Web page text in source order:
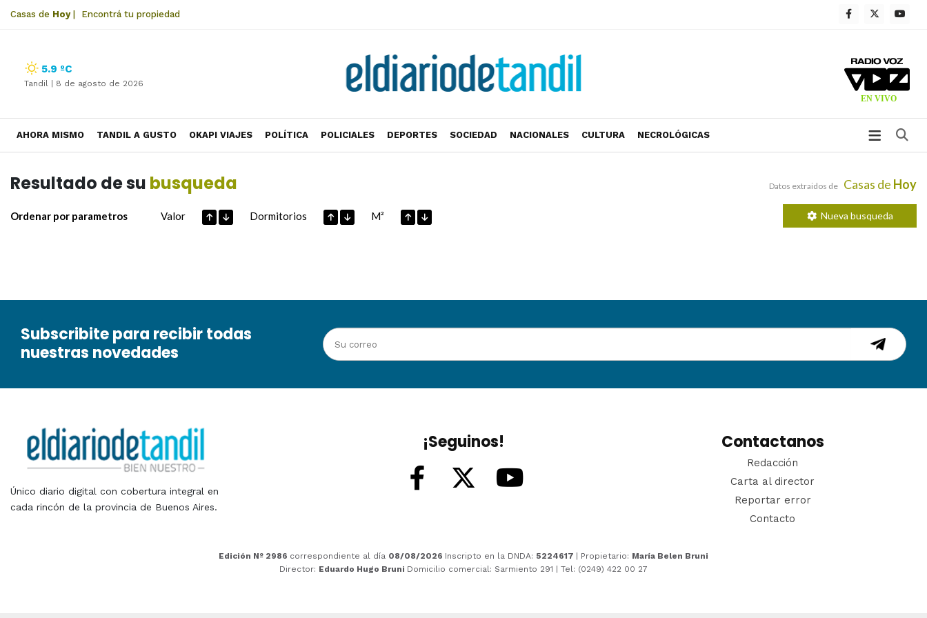
Casas de Hoy| Encontrá tu propiedad
5.9 ºC
Tandil | 8 de agosto de 2026
AHORA MISMO TANDIL A GUSTO OKAPI VIAJES POLÍTICA POLICIALES DEPORTES SOCIEDAD NACIONALES CULTURA NECROLÓGICAS
Resultado de su busqueda Datos extraidos de Casas de Hoy
Ordenar por parametros Valor Dormitorios M² Nueva busqueda
Subscribite para recibir todas
nuestras novedades
Único diario digital con cobertura integral en
cada rincón de la provincia de Buenos Aires.
¡Seguinos! Contactanos
Redacción
Carta al director
Reportar error
Contacto
Edición Nº 2986 correspondiente al día 08/08/2026 Inscripto en la DNDA: 5224617 | Propietario: María Belen Bruni
Director: Eduardo Hugo Bruni Domicilio comercial: Sarmiento 291 | Tel: (0249) 422 00 27